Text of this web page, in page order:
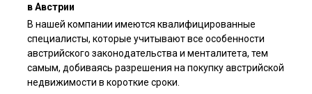
в Австрии
В нашей компании имеются квалифицированные
специалисты, которые учитывают все особенности
австрийского законодательства и менталитета, тем
самым, добиваясь разрешения на покупку австрийской
недвижимости в короткие сроки.